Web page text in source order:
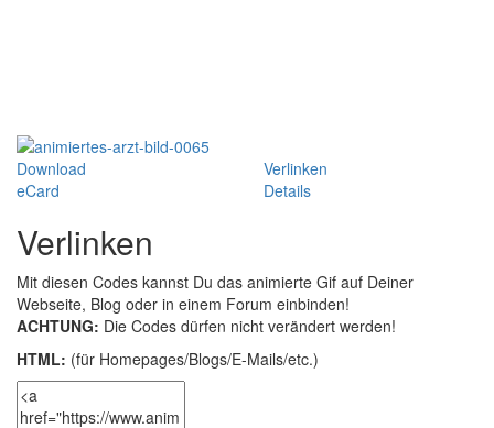
Download
Verlinken
eCard
Details
Verlinken
Mit diesen Codes kannst Du das animierte Gif auf Deiner
Webseite, Blog oder in einem Forum einbinden!
ACHTUNG: Die Codes dürfen nicht verändert werden!
HTML: (für Homepages/Blogs/E-Mails/etc.)